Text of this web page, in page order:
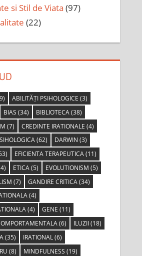
si Stil de Viata (97)
(22)
ABILITĂȚI PSIHOLOGICE (3)
BIAS (34) BIBLIOTECA(38)
(7) CREDINTE IRATIONALE (4)
(62) DARWIN (3)
EFICIENTA TERAPEUTICA(11)
ETICA(5) EVOLUTIONISM (5)
(7) GANDIRE CRITICA(34)
(4)
(4) GENE (11)
(6) ILUZII(18)
(35) IRATIONAL(6)
(8) MINDFULNESS (19)